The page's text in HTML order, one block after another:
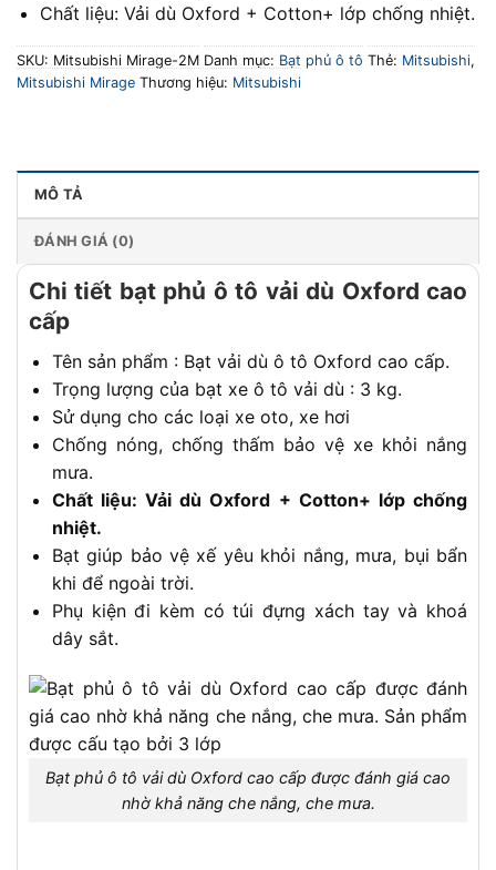
Chất liệu: Vải dù Oxford + Cotton+ lớp chống nhiệt.
SKU: Mitsubishi Mirage-2M Danh mục: Bạt phủ ô tô Thẻ: Mitsubishi,
Mitsubishi Mirage Thương hiệu: Mitsubishi
MÔ TẢ
ĐÁNH GIÁ (0)
Chi tiết bạt phủ ô tô vải dù Oxford cao
cấp
Tên sản phẩm : Bạt vải dù ô tô Oxford cao cấp.
Trọng lượng của bạt xe ô tô vải dù : 3 kg.
Sử dụng cho các loại xe oto, xe hơi
Chống nóng, chống thấm bảo vệ xe khỏi nắng
mưa.
Chất liệu: Vải dù Oxford + Cotton+ lớp chống
nhiệt.
Bạt giúp bảo vệ xế yêu khỏi nắng, mưa, bụi bẩn
khi để ngoài trời.
Phụ kiện đi kèm có túi đựng xách tay và khoá
dây sắt.
Bạt phủ ô tô vải dù Oxford cao cấp được đánh giá cao
nhờ khả năng che nắng, che mưa.